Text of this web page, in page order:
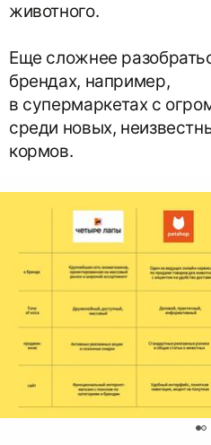
животного.
Еще сложнее
брендах, например,
в супермаркетах с
среди новых,
кормов.